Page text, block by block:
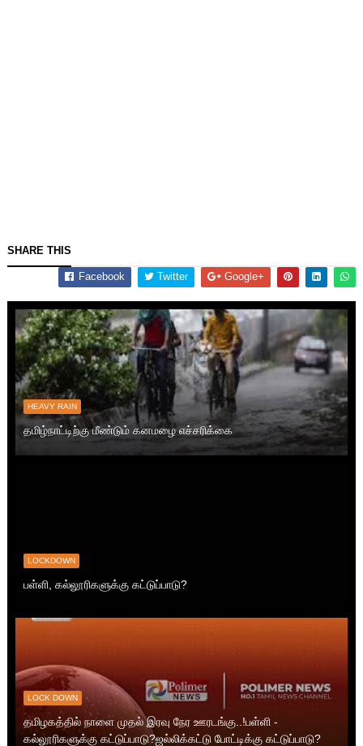
SHARE THIS
Facebook Twitter Google+
HEAVY RAIN
தமிழ்நாட்டிற்கு மீண்டும் கனமழை எச்சரிக்கை
LOCKDOWN
பள்ளி, கல்லூரிகளுக்கு கட்டுப்பாடு?
LOCK DOWN
தமிழகத்தில் நாளை முதல் இரவு நேர ஊரடங்கு..!பள்ளி -
கல்லூரிகளுக்கு கட்டுப்பாடு?ஜல்லிக்கட்டு போட்டிக்கு கட்டுப்பாடு?